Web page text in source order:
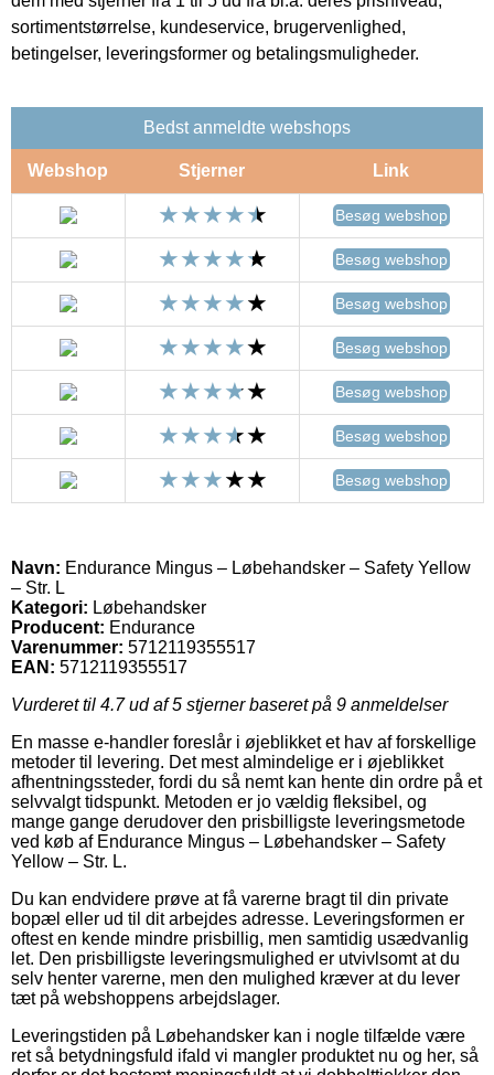
sortimentstørrelse, kundeservice, brugervenlighed,
betingelser, leveringsformer og betalingsmuligheder.
Bedst anmeldte webshops
Webshop Stjerner Link
Besøg webshop
Besøg webshop
Besøg webshop
Besøg webshop
Besøg webshop
Besøg webshop
Besøg webshop
Navn: Endurance Mingus – Løbehandsker – Safety Yellow
– Str. L
Kategori: Løbehandsker
Producent: Endurance
Varenummer: 5712119355517
EAN: 5712119355517
Vurderet til 4.7ud af 5 stjerner baseret på 9 anmeldelser
En masse e-handler foreslår i øjeblikket et hav af forskellige
metoder til levering. Det mest almindelige er i øjeblikket
afhentningssteder, fordi du så nemt kan hente din ordre på et
selvvalgt tidspunkt. Metoden er jo vældig fleksibel, og
mange gange derudover den prisbilligste leveringsmetode
ved køb af Endurance Mingus – Løbehandsker – Safety
Yellow – Str. L.
Du kan endvidere prøve at få varerne bragt til din private
bopæl eller ud til dit arbejdes adresse. Leveringsformen er
oftest en kende mindre prisbillig, men samtidig usædvanlig
let. Den prisbilligste leveringsmulighed er utvivlsomt at du
selv henter varerne, men den mulighed kræver at du lever
tæt på webshoppens arbejdslager.
Leveringstiden på Løbehandsker kan i nogle tilfælde være
ret så betydningsfuld ifald vi mangler produktet nu og her, så